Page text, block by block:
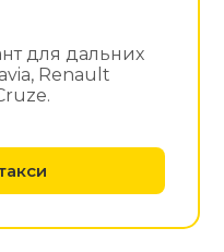
для дальних
Renault